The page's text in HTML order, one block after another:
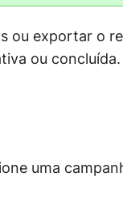
ou exportar o
ou concluída.
uma